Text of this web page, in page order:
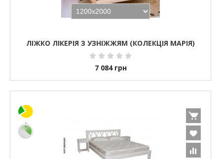
ЛІЖКО ЛІКЕРІЯ З УЗНІЖЖЯМ (КОЛЕКЦІЯ МАРІЯ)
7 084 грн